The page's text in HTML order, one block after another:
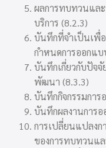
ผลการทบทวนแล
บริการ (8.2.3)
บันทึกที่จำเป็นเพื่
กำหนดการออกแ
บันทึกเกี่ยวกับปัจจั
พัฒนา (8.3.3)
บันทึกกิจกรรมกา
บันทึกผลงานการ
การเปลี่ยนแปลง
ของการทบทวนแ